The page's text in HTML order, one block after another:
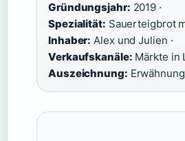
Gründungsjahr: 2019 ·
Spezialität: Sauerteigbrot
Inhaber: Alex und Julien ·
Verkaufskanäle: Märkte in
Auszeichnung: